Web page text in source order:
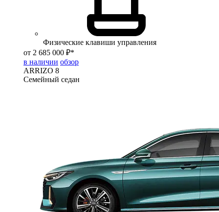
Физические клавиши управления
от 2 685 000 ₽*
в наличии обзор
ARRIZO 8
Семейный седан